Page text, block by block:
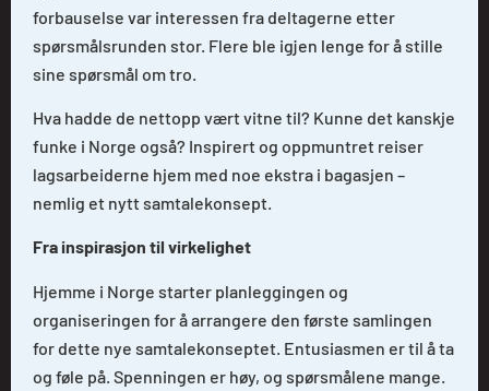
forbauselse var interessen fra deltagerne etter
spørsmålsrunden stor. Flere ble igjen lenge for å stille
sine spørsmål om tro.
Hva hadde de nettopp vært vitne til? Kunne det kanskje
funke i Norge også? Inspirert og oppmuntret reiser
lagsarbeiderne hjem med noe ekstra i bagasjen –
nemlig et nytt samtalekonsept.
Fra inspirasjon til virkelighet
Hjemme i Norge starter planleggingen og
organiseringen for å arrangere den første samlingen
for dette nye samtalekonseptet. Entusiasmen er til å ta
og føle på. Spenningen er høy, og spørsmålene mange.